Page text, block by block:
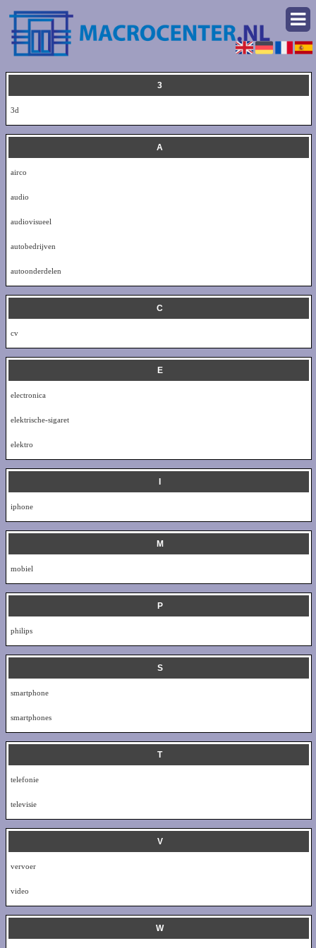
3
3d
A
airco
audio
audiovisueel
autobedrijven
autoonderdelen
C
cv
E
electronica
elektrische-sigaret
elektro
iphone
M
mobiel
P
philips
S
smartphone
smartphones
T
telefonie
televisie
V
vervoer
video
W